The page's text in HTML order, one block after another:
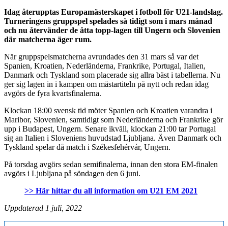
Idag återupptas Europamästerskapet i fotboll för U21-landslag.
Turneringens gruppspel spelades så tidigt som i mars månad
och nu återvänder de åtta topp-lagen till Ungern och Slovenien
där matcherna äger rum.
När gruppspelsmatcherna avrundades den 31 mars så var det
Spanien, Kroatien, Nederländerna, Frankrike, Portugal, Italien,
Danmark och Tyskland som placerade sig allra bäst i tabellerna. Nu
ger sig lagen in i kampen om mästartiteln på nytt och redan idag
avgörs de fyra kvartsfinalerna.
Klockan 18:00 svensk tid möter Spanien och Kroatien varandra i
Maribor, Slovenien, samtidigt som Nederländerna och Frankrike gör
upp i Budapest, Ungern. Senare ikväll, klockan 21:00 tar Portugal
sig an Italien i Sloveniens huvudstad Ljubljana. Även Danmark och
Tyskland spelar då match i Székesfehérvár, Ungern.
På torsdag avgörs sedan semifinalerna, innan den stora EM-finalen
avgörs i Ljubljana på söndagen den 6 juni.
>> Här hittar du all information om U21 EM 2021
Uppdaterad 1 juli, 2022